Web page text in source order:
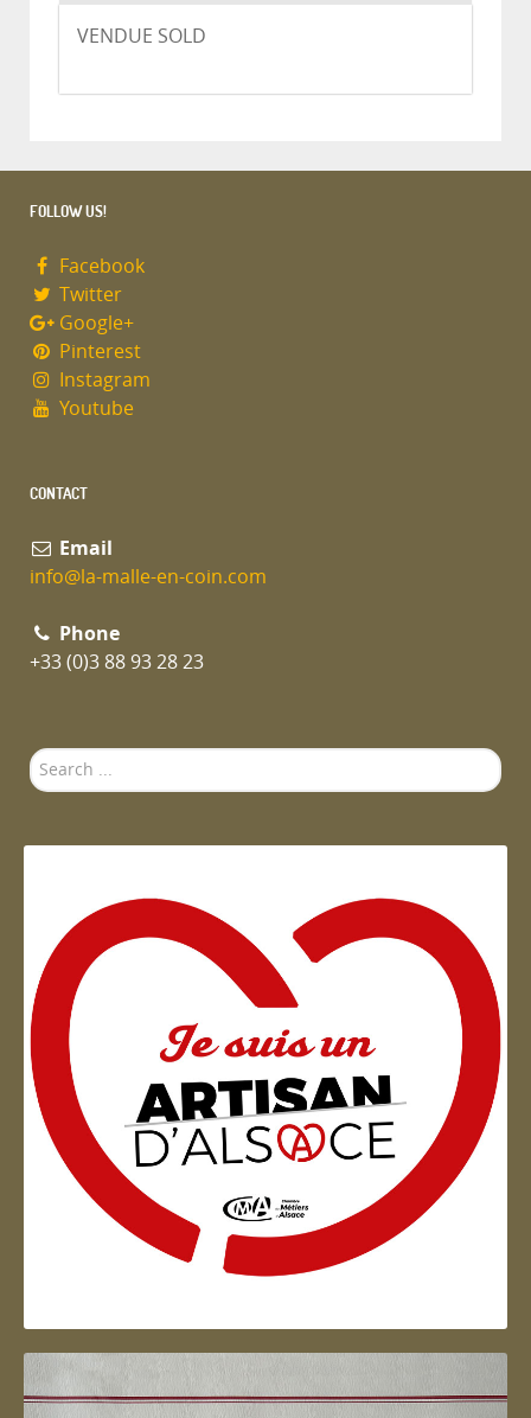
VENDUE SOLD
FOLLOW US!
Facebook
Twitter
Google+
Pinterest
Instagram
Youtube
CONTACT
Email
info@la-malle-en-coin.com
Phone
+33 (0)3 88 93 28 23
Search
...
Artisan d'Alsace